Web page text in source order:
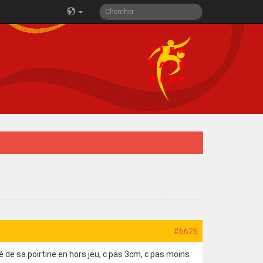
#6626
sa poirtine en hors jeu, c pas 3cm, c pas moins